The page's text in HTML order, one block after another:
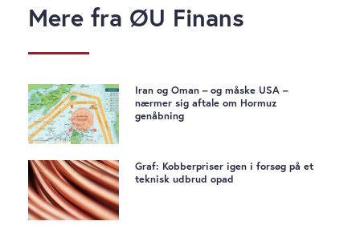
Mere fra ØU Finans
Iran og Oman – og måske USA –
nærmer sig aftale om Hormuz
genåbning
Graf: Kobberpriser igen i forsøg på et
teknisk udbrud opad